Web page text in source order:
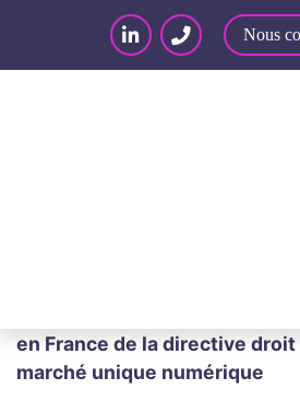
Nous
en France de la directive droit
marché unique numérique